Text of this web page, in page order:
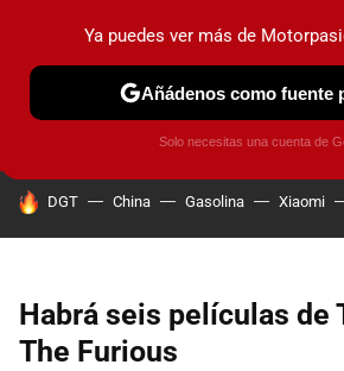
PRUEBAS COCHES ELÉCTRICOS
HOY SE HABLA DE
DGT China Gasolina Xiaomi
Habrá seis películas de
The Furious
Ya puedes ver más de
Añádenos como fuente
Solo necesitas una cuenta de